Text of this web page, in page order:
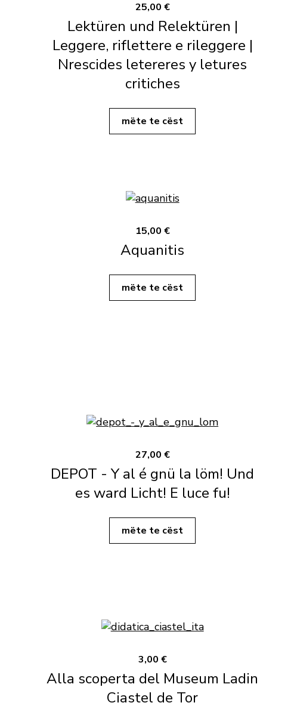
25,00 €
Lektüren und Relektüren |
Leggere, riflettere e rileggere |
Nrescides letereres y letures
critiches
mëte te cëst
15,00 €
Aquanitis
mëte te cëst
27,00 €
DEPOT - Y al é gnü la löm! Und
es ward Licht! E luce fu!
mëte te cëst
3,00 €
Alla scoperta del Museum Ladin
Ciastel de Tor